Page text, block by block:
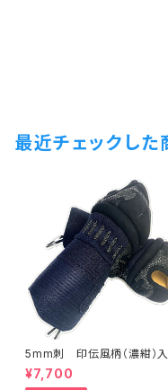
最近チェックした
5mm刺 印伝風柄（濃紺）
甲手 一般用Lサイズ
¥7,700